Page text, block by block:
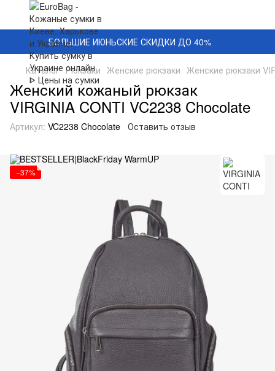
БОЛЬШИЕ ИЮНЬСКИЕ СКИДКИ ДО 40%
Каталог Рюкзаки Женские рюкзаки Женские рюкзаки
Женский кожаный рюкзак
VIRGINIA CONTI VC2238 Chocolate
Артикул: VC2238 Chocolate Оставить отзыв
−37%